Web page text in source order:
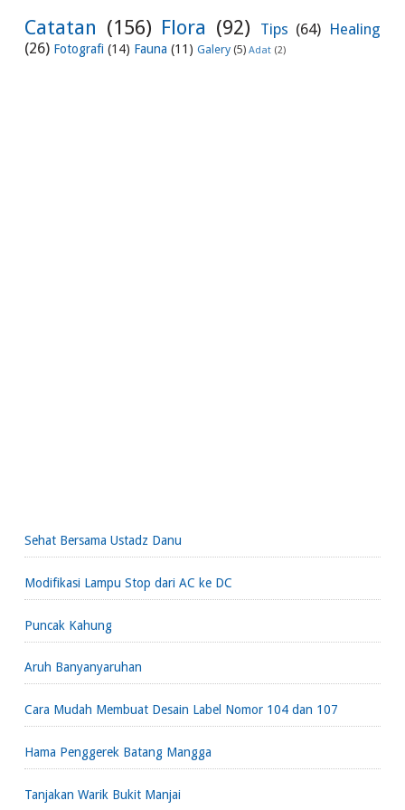
Catatan (156) Flora (92) Tips (64) Healing
(26) Fotografi (14) Fauna (11) Galery (5) Adat (2)
Sehat Bersama Ustadz Danu
Modifikasi Lampu Stop dari AC ke DC
Puncak Kahung
Aruh Banyanyaruhan
Cara Mudah Membuat Desain Label Nomor 104 dan 107
Hama Penggerek Batang Mangga
Tanjakan Warik Bukit Manjai